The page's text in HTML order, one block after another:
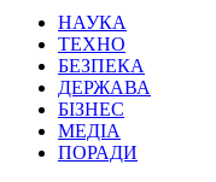
НАУКА
ТЕХНО
БЕЗПЕКА
ДЕРЖАВА
БІЗНЕС
МЕДІА
ПОРАДИ